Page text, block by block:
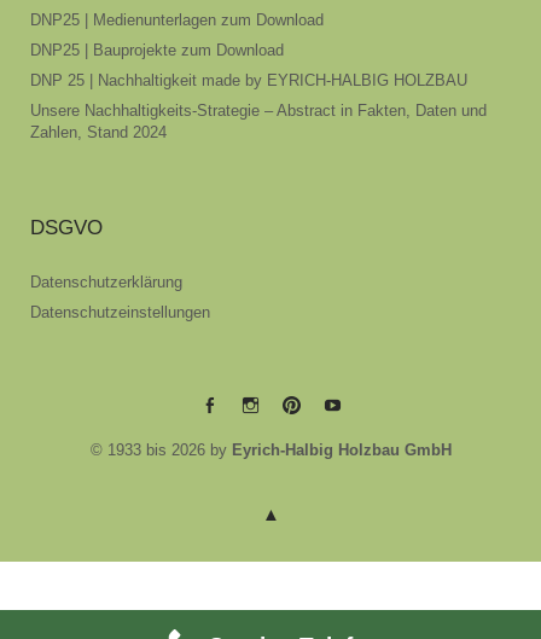
DNP25 | Medienunterlagen zum Download
DNP25 | Bauprojekte zum Download
DNP 25 | Nachhaltigkeit made by EYRICH-HALBIG HOLZBAU
Unsere Nachhaltigkeits-Strategie – Abstract in Fakten, Daten und
Zahlen, Stand 2024
DSGVO
Datenschutzerklärung
Datenschutzeinstellungen
EYRICH-EYRICH-EYRICH-EYRICH-
© 1933 bis 2026 by Eyrich-Halbig Holzbau GmbH